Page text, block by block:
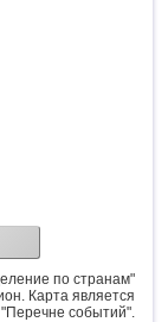
по странам"
Карта является
событий".